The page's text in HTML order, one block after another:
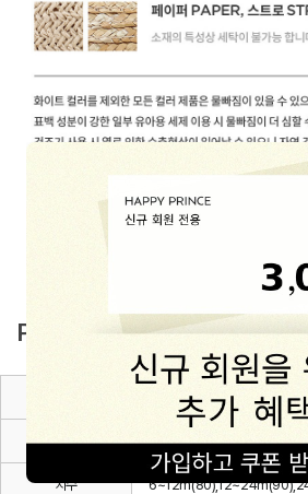
PRODUCT INFO
Cotton 100%
색상 블랙
치수